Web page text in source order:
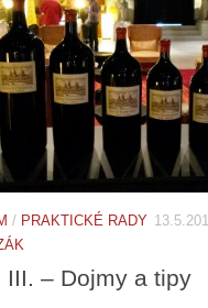
/ PRAKTICKÉ RADY
III. – Dojmy a tipy